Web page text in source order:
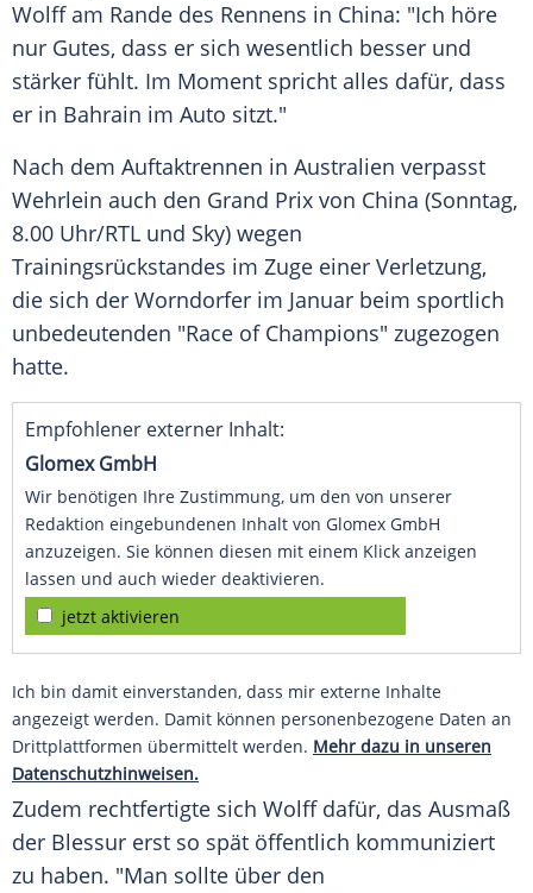
Wolffam Rande des Rennens in China: "Ich höre
nur Gutes, dass er sich wesentlich besser und
stärker fühlt. Im Moment spricht alles dafür, dass
er in Bahrain im Auto sitzt."
Nach dem Auftaktrennen in Australien verpasst
Wehrlein auch den Grand Prix von China (Sonntag,
8.00 Uhr/RTL und Sky) wegen
Trainingsrückstandes im Zuge einer Verletzung,
die sich der Worndorfer im Januar beim sportlich
unbedeutenden "Race of Champions" zugezogen
hatte.
Empfohlener externer Inhalt:
Glomex GmbH
Wir benötigen Ihre Zustimmung, um den von unserer
Redaktion eingebundenen Inhalt von Glomex GmbH
anzuzeigen. Sie können diesen mit einem Klick anzeigen
lassen und auch wieder deaktivieren.
jetzt aktivieren
Ich bin damit einverstanden, dass mir externe Inhalte
angezeigt werden. Damit können personenbezogene Daten an
Drittplattformen übermittelt werden. Mehr dazu in unseren
Datenschutzhinweisen.
Zudem rechtfertigte sich Wolffdafür, das Ausmaß
der Blessur erst so spät öffentlich kommuniziert
zu haben. "Man sollte über den